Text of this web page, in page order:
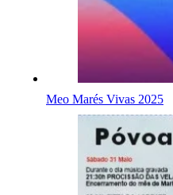
Meo Marés Vivas 2025